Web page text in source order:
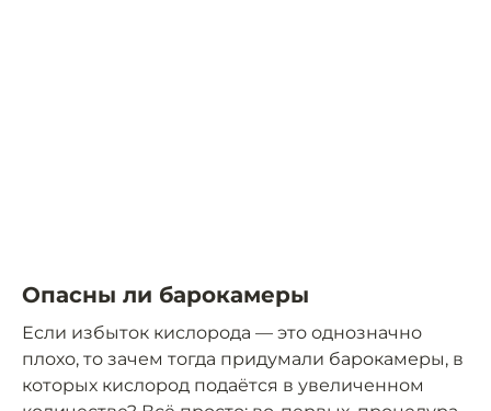
Опасны ли барокамеры
Если избыток кислорода — это однозначно
плохо, то зачем тогда придумали барокамеры, в
которых кислород подаётся в увеличенном